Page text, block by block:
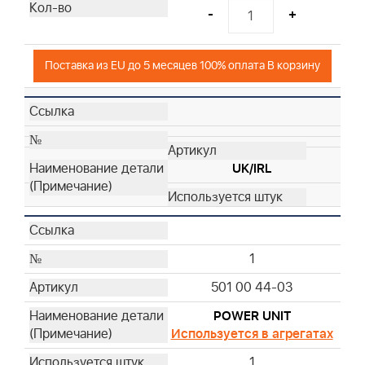
16
16
16
17
17
17
17
17
- +
Поставка из EU до 5 месяцев 100% оплата В корзину
UK/IRL
1
501 00 44-03
POWER UNIT
Используется в агрегатах